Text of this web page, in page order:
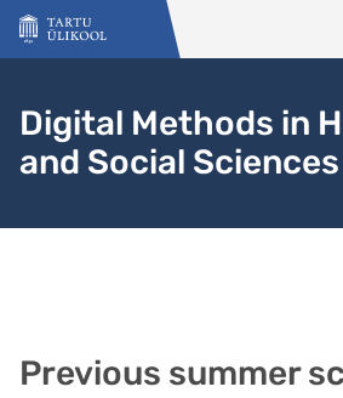
Liigu edasi põhisisu juurde
Digital Methods in
and Social Sciences
Previous summer